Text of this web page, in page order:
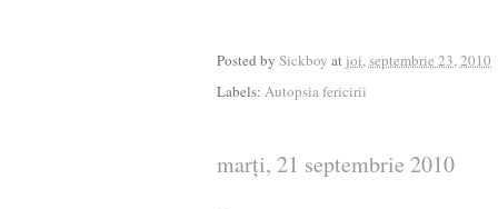
Posted by Sickboy at joi, septembrie 23, 2010
Labels: Autopsia fericirii
marți, 21 septembrie 2010